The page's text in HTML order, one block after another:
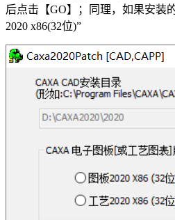
后点击【GO】；同理，如果安装
2020 x86(32位)”